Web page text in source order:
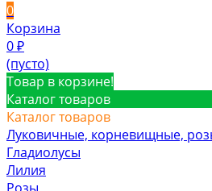
0
Корзина
0 ₽
(пусто)
Товар в корзине!
Каталог товаров
Каталог товаров
Луковичные, корневищные,
Гладиолусы
Лилия